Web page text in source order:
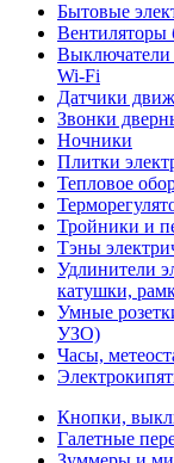
Бытовые
Вентиляторы
Выключатели
Wi-Fi
Датчики
Звонки
Ночники
Плитки
Тепловое
Тройники и
Тэны
Удлинители
катушки,
Умные
УЗО)
Часы,
Кнопки,
Галетные